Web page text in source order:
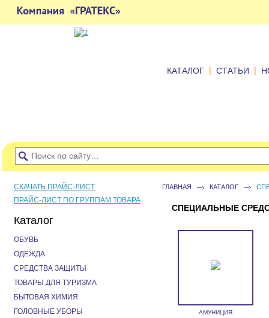
КАТАЛОГ | СТАТЬИ |
ГЛАВНАЯ КАТАЛОГ
СПЕЦИАЛЬНЫЕ
АМУНИЦИЯ
СКАЧАТЬ ПРАЙС-ЛИСТ
ПРАЙС-ЛИСТ ПО ГРУППАМ ТОВАРА
Каталог
ОБУВЬ
ОДЕЖДА
СРЕДСТВА ЗАЩИТЫ
ТОВАРЫ ДЛЯ ТУРИЗМА
БЫТОВАЯ ХИМИЯ
ГОЛОВНЫЕ УБОРЫ